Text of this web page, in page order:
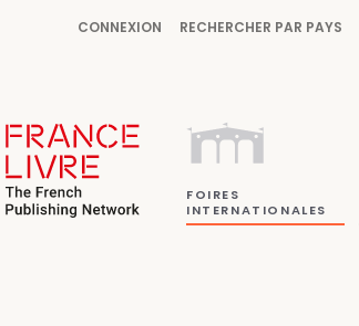
CONNEXION RECHERCHER PAR PAYS
FOIRES
INTERNATIONALES